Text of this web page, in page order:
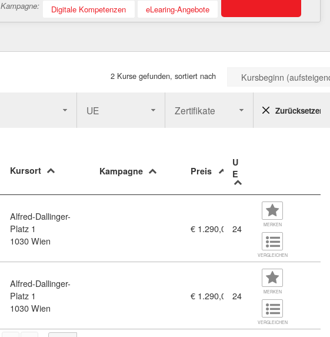
Kampagne: Digitale Kompetenzen eLearing-Angebote
2 Kurse gefunden, sortiert nach Kursbeginn
UE Zertifikate Zurücksetzen
Kursort Kampagne Preis
U
E
Alfred-Dallinger-
Platz 1
1030 Wien
€ 1.290,00 24 MERKEN
VERGLEICHEN
Alfred-Dallinger-
Platz 1
1030 Wien
€ 1.290,00 24 MERKEN
VERGLEICHEN